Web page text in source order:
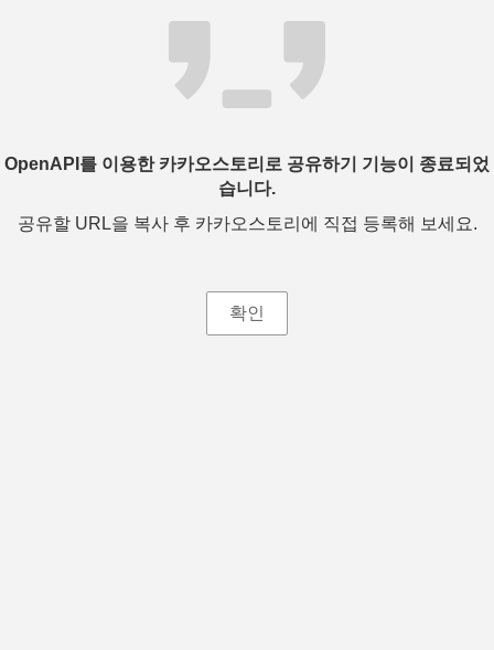
OpenAPI를 이용한 카카오스토리로 공유하기 기능이 종료되었
습니다.
공유할 URL을 복사 후 카카오스토리에 직접 등록해 보세요.
확인